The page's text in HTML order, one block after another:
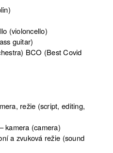
(violoncello)
guitar)
BCO (Best Covid
režie (script, editing,
kamera (camera)
a zvuková režie (sound